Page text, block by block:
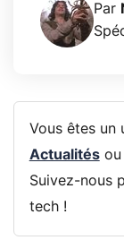
Par
Vous êtes un
Actualitésou
Suivez-nous
tech !